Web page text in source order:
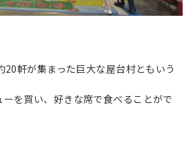
軒が集まった巨大な屋台村ともいう
を買い、好きな席で食べることがで